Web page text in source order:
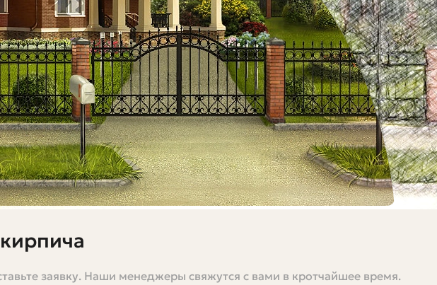
1 куб кирпича» люди понимают разные вещи: цену за один куболёт
заявку. Наши менеджеры свяжутся с вами в кротчайшее время.